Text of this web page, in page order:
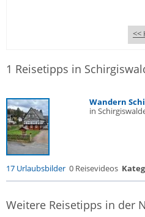
<<
1 Reisetipps in
Wandern
in
17 Urlaubsbilder 0 Reisevideos
Weitere Reisetipps in der